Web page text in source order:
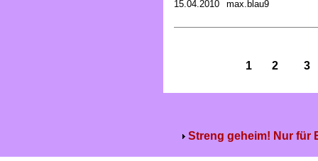
15.04.2010 max.blau9
1 2 3
Streng geheim! Nur für